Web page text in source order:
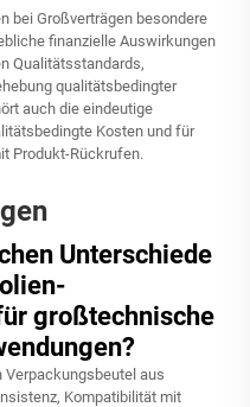
bei Großverträgen besondere
finanzielle Auswirkungen
Qualitätsstandards,
qualitätsbedingter
auch die eindeutige
Kosten und für
Produkt-Rückrufen.
Unterschiede
großtechnische
Verpackungsbeutel aus
Kompatibilität mit